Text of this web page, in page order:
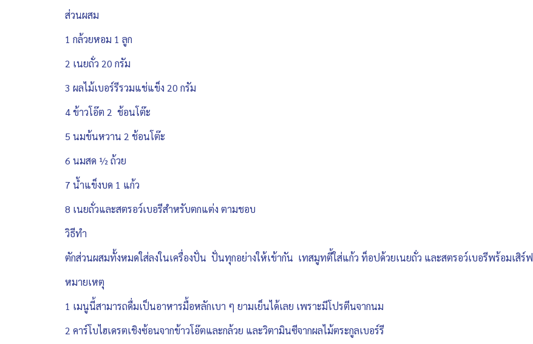
ส่วนผสม
1 กล้วยหอม 1 ลูก
2 เนยถั่ว 20 กรัม
3 ผลไม้เบอร์รีรวมแช่แข็ง 20 กรัม
4 ข้าวโอ๊ต 2 ช้อนโต๊ะ
5 นมข้นหวาน 2 ช้อนโต๊ะ
6 นมสด ½ ถ้วย
7 น้ำแข็งบด 1 แก้ว
8 เนยถั่วและสตรอว์เบอรีสำหรับตกแต่ง ตามชอบ
วิธีทำ
ตักส่วนผสมทั้งหมดใส่ลงในเครื่องปั่น ปั่นทุกอย่างให้เข้ากัน เทสมูทตี้ใส่แก้ว ท็อปด้วยเนยถั่ว และสตรอว์เบอรีพร้อมเสิร์ฟ
หมายเหตุ
1 เมนูนี้สามารถดื่มเป็นอาหารมื้อหลักเบา ๆ ยามเย็นได้เลย เพราะมีโปรตีนจากนม
2 คาร์โบไฮเดรตเชิงซ้อนจากข้าวโอ๊ตและกล้วย และวิตามินซีจากผลไม้ตระกูลเบอร์รี